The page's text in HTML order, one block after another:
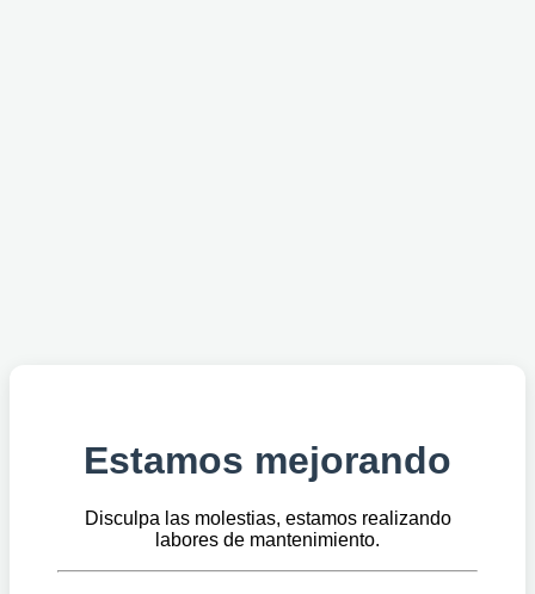
Estamos mejorando
Disculpa las molestias, estamos realizando
labores de mantenimiento.